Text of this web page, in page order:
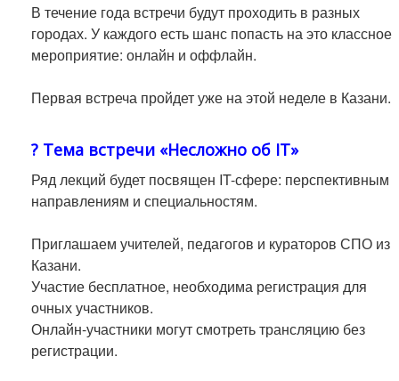
В течение года встречи будут проходить в разных
городах. У каждого есть шанс попасть на это классное
мероприятие: онлайн и оффлайн.
Первая встреча пройдет уже на этой неделе в Казани.
? Тема встречи «Несложно об IT»
Ряд лекций будет посвящен IT-сфере: перспективным
направлениям и специальностям.
Приглашаем учителей, педагогов и кураторов СПО из
Казани.
Участие бесплатное, необходима регистрация для
очных участников.
Онлайн-участники могут смотреть трансляцию без
регистрации.